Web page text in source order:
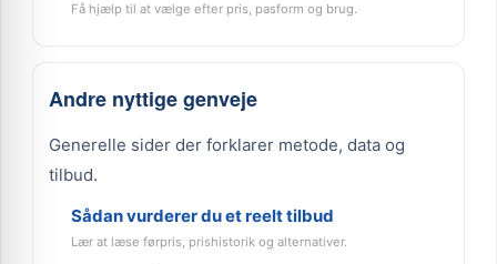
Få hjælp til at vælge efter pris, pasform og brug.
Andre nyttige genveje
Generelle sider der forklarer metode, data og
tilbud.
Sådan vurderer du et reelt tilbud
Lær at læse førpris, prishistorik og alternativer.